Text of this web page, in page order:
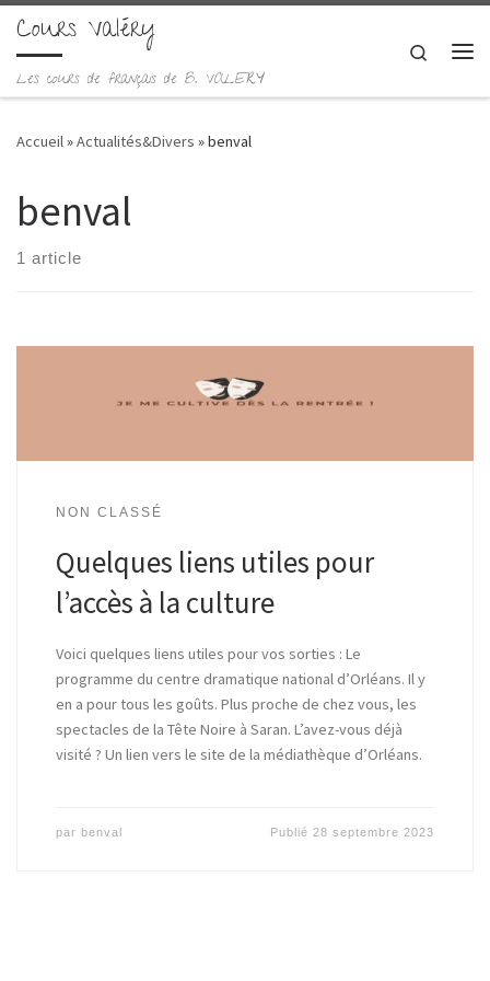
Skip to content
Cours Valéry
Les cours de français de B. VALERY
Search
Accueil»Actualités&Divers »benval
benval
1 article
NON CLASSÉ
Quelques liens utiles pour
l’accès à la culture
Voici quelques liens utiles pour vos sorties : Le
programme du centre dramatique national d’Orléans. Il y
en a pour tous les goûts. Plus proche de chez vous, les
spectacles de la Tête Noire à Saran. L’avez-vous déjà
visité ? Un lien vers le site de la médiathèque d’Orléans.
par benval Publié28 septembre 2023